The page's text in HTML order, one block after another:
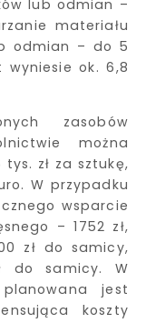
lub odmian –
materiału
odmian – do 5
ok. 6,8
zasobów
można
zł za sztukę,
W przypadku
wsparcie
– 1752 zł,
zł do samicy,
do samicy. W
jest
koszty